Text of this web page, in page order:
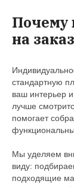
на заказ
стандартную
ваш интерьер
лучше
помогает
Мы уделяем
виду:
подходящие